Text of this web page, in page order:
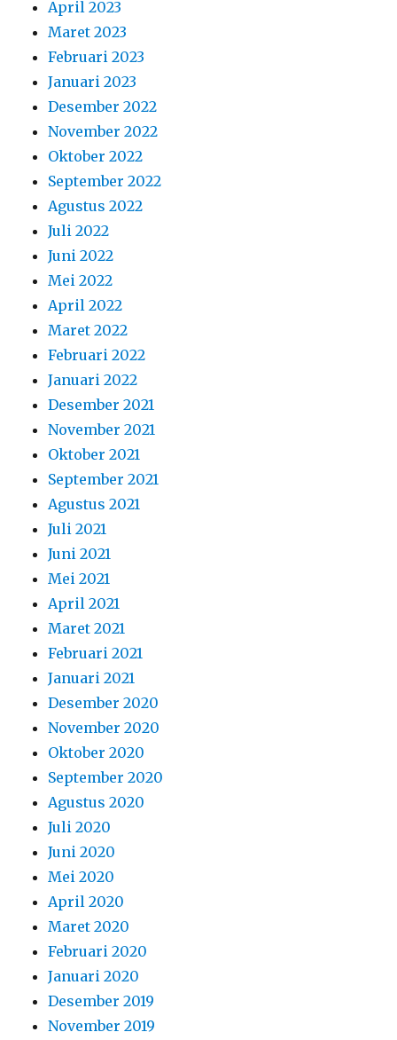
April 2023
Maret 2023
Februari 2023
Januari 2023
Desember 2022
November 2022
Oktober 2022
September 2022
Agustus 2022
Juli 2022
Juni 2022
Mei 2022
April 2022
Maret 2022
Februari 2022
Januari 2022
Desember 2021
November 2021
Oktober 2021
September 2021
Agustus 2021
Juli 2021
Juni 2021
Mei 2021
April 2021
Maret 2021
Februari 2021
Januari 2021
Desember 2020
November 2020
Oktober 2020
September 2020
Agustus 2020
Juli 2020
Juni 2020
Mei 2020
April 2020
Maret 2020
Februari 2020
Januari 2020
Desember 2019
November 2019